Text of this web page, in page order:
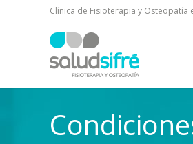
Clínica de Fisioterapia y Osteopatía